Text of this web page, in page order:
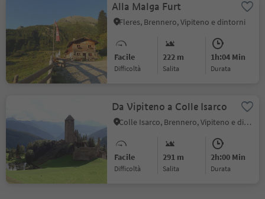
Alla Malga Furt
Fleres, Brennero, Vipiteno e dintorni
Facile
Difficoltà
222 m
Salita
1h:04 Min
durata
Da Vipiteno a Colle Isarco
Colle Isarco, Brennero, Vipiteno e dintorni
Facile
Difficoltà
291 m
Salita
2h:00 Min
durata